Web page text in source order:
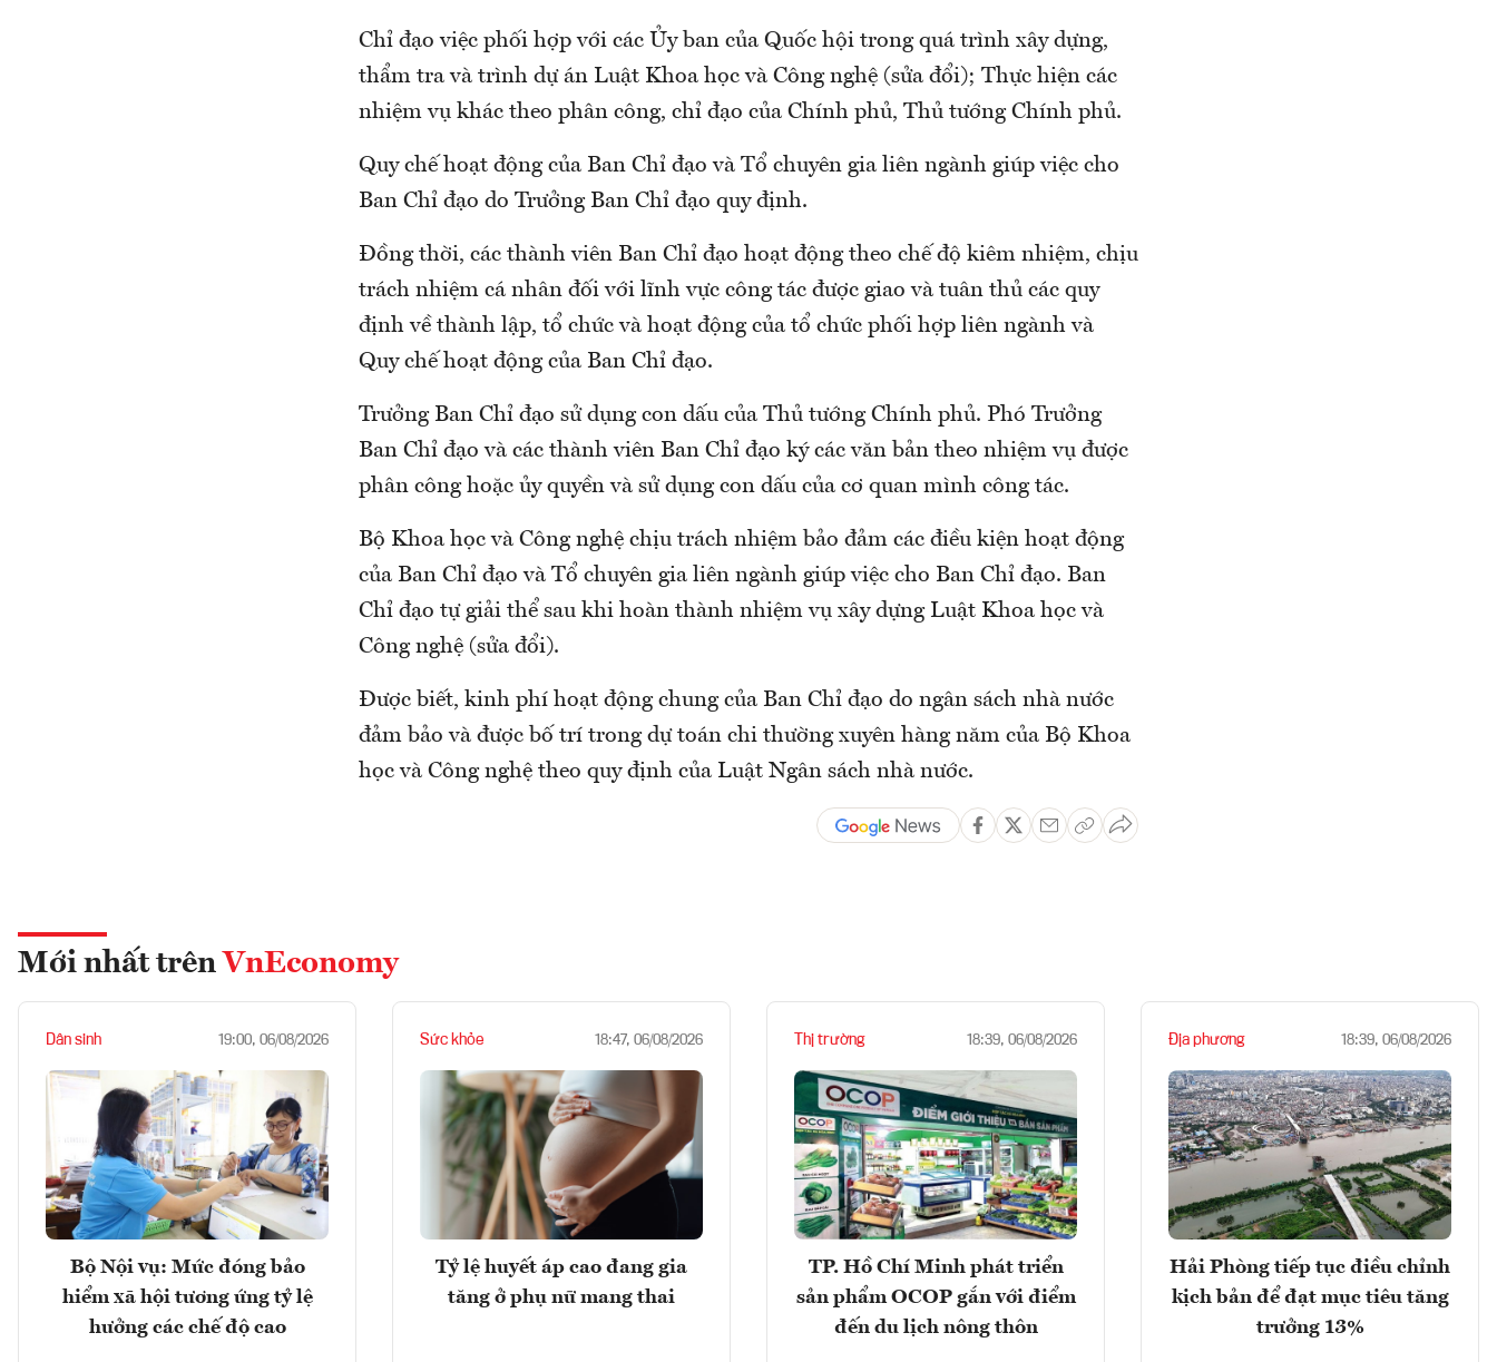
Chỉ đạo việc phối hợp với các Ủy ban của Quốc hội trong quá trình xây dựng,
thẩm tra và trình dự án Luật Khoa học và Công nghệ (sửa đổi); Thực hiện các
nhiệm vụ khác theo phân công, chỉ đạo của Chính phủ, Thủ tướng Chính phủ.
Quy chế hoạt động của Ban Chỉ đạo và Tổ chuyên gia liên ngành giúp việc cho
Ban Chỉ đạo do Trưởng Ban Chỉ đạo quy định.
Đồng thời, các thành viên Ban Chỉ đạo hoạt động theo chế độ kiêm nhiệm, chịu
trách nhiệm cá nhân đối với lĩnh vực công tác được giao và tuân thủ các quy
định về thành lập, tổ chức và hoạt động của tổ chức phối hợp liên ngành và
Quy chế hoạt động của Ban Chỉ đạo.
Trưởng Ban Chỉ đạo sử dụng con dấu của Thủ tướng Chính phủ. Phó Trưởng
Ban Chỉ đạo và các thành viên Ban Chỉ đạo ký các văn bản theo nhiệm vụ được
phân công hoặc ủy quyền và sử dụng con dấu của cơ quan mình công tác.
Bộ Khoa học và Công nghệ chịu trách nhiệm bảo đảm các điều kiện hoạt động
của Ban Chỉ đạo và Tổ chuyên gia liên ngành giúp việc cho Ban Chỉ đạo. Ban
Chỉ đạo tự giải thể sau khi hoàn thành nhiệm vụ xây dựng Luật Khoa học và
Công nghệ (sửa đổi).
Được biết, kinh phí hoạt động chung của Ban Chỉ đạo do ngân sách nhà nước
đảm bảo và được bố trí trong dự toán chi thường xuyên hàng năm của Bộ Khoa
học và Công nghệ theo quy định của Luật Ngân sách nhà nước.
Mới nhất trên VnEconomy
Dân sinh 19:00, 06/08/2026
Bộ Nội vụ: Mức đóng bảo
hiểm xã hội tương ứng tỷ lệ
hưởng các chế độ cao
Sức khỏe 18:47, 06/08/2026
Tỷ lệ huyết áp cao đang gia
tăng ở phụ nữ mang thai
Thị trường 18:39, 06/08/2026
TP. Hồ Chí Minh phát triển
sản phẩm OCOP gắn với điểm
đến du lịch nông thôn
Địa phương 18:39, 06/08/2026
Hải Phòng tiếp tục điều chỉnh
kịch bản để đạt mục tiêu tăng
trưởng 13%